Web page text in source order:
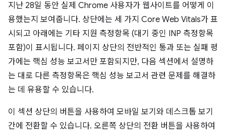
지난 28일 동안 실제 Chrome 사용자가 웹사이트를 어떻게 이
용했는지 보여줍니다. 상단에는 세 가지 Core Web Vitals가 표
시되고 아래에는 기타 지원 측정항목 (대기 중인 INP 측정항목
포함)이 표시됩니다. 페이지 상단의 전반적인 통과 또는 실패 평
가에는 핵심 성능 보고서만 포함되지만, 다음 섹션에서 설명하
는 대로 다른 측정항목은 핵심 성능 보고서 관련 문제를 해결하
는 데 유용할 수 있습니다.
이 섹션 상단의 버튼을 사용하여 모바일 보기와 데스크톱 보기
간에 전환할 수 있습니다. 오른쪽 상단의 전환 버튼을 사용하여